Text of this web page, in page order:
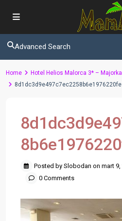
Advanced Search
Home
Hotel Helios Malorca 3* – Majorka
8d1dc3d9e497c7ec2258b6e1976220fe
Posted by Slobodan on mart 9,
0 Comments